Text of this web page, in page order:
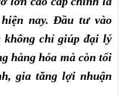
nay. Đầu tư vào
không chỉ giúp đại lý
hàng hóa mà còn tối
gia tăng lợi nhuận